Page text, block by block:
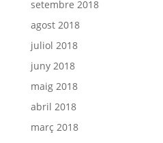
setembre 2018
agost 2018
juliol 2018
juny 2018
maig 2018
abril 2018
març 2018